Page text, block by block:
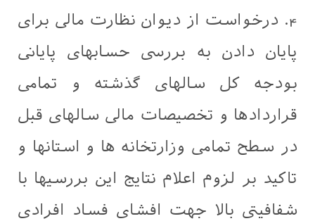
4. درخواست از دیوان نظارت مالی برای
پایان دادن به بررسی حسابهای پایانی
بودجه کل سالهای گذشته و تمامی
قراردادها و تخصیصات مالی سالهای قبل
در سطح تمامی وزارتخانه ها و استانها و
تاکید بر لزوم اعلام نتایج این بررسیها با
شفافیتی بالا جهت افشای فساد افرادی